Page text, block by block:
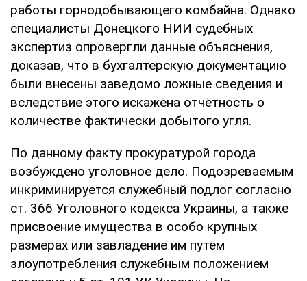
работы горнодобывающего комбайна. Однако
специалисты Донецкого НИИ судебных
экспертиз опровергли данные объяснения,
доказав, что в бухгалтерскую документацию
были внесены заведомо ложные сведения и
вследствие этого искажена отчётность о
количестве фактически добытого угля.
По данному факту прокуратурой города
возбуждено уголовное дело. Подозреваемым
инкриминируется служебный подлог согласно
ст. 366 Уголовного кодекса Украины, а также
присвоение имущества в особо крупных
размерах или завладение им путём
злоупотребления служебным положением